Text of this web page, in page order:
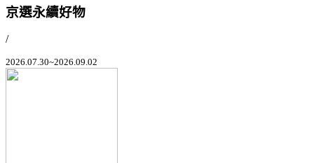
京選永續好物
/
2026.07.30~2026.09.02